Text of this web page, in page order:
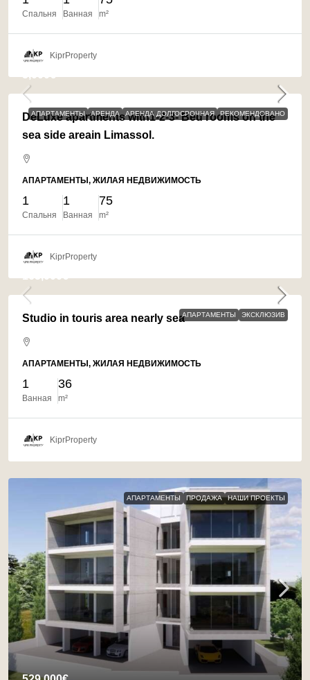
Спальня Ванная m²
KiprProperty
АПАРТАМЕНТЫ АРЕНДА АРЕНДА ДОЛГОСРОЧНАЯ РЕКОМЕНДОВАНО
5,000€
DeLuxe apartments with1-2-3- Bed rooms on the
sea side areain Limassol.
АПАРТАМЕНТЫ, ЖИЛАЯ НЕДВИЖИМОСТЬ
1
Спальня
1
Ванная
75
m²
KiprProperty
АПАРТАМЕНТЫ ЭКСКЛЮЗИВ
165,000€
Studio in touris area nearly sea
АПАРТАМЕНТЫ, ЖИЛАЯ НЕДВИЖИМОСТЬ
1
Ванная
36
m²
KiprProperty
АПАРТАМЕНТЫ ПРОДАЖА НАШИ ПРОЕКТЫ